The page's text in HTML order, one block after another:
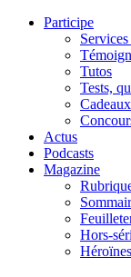
Participe
Tutos
Tests,
Cadeaux
Actus
Podcasts
Magazine
Hors-
Héroïnes